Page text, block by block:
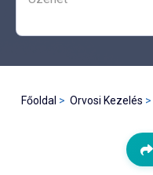
Főoldal Orvosi Kezelés